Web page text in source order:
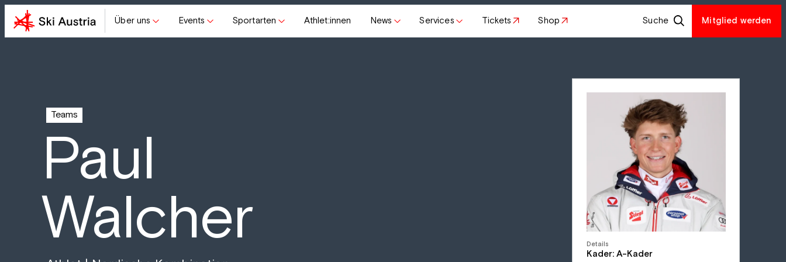
Über uns Events Sportarten Athlet:innen News Services Tickets Shop Suche Mitglied werden
Teams
Paul
Walcher Details
Kader: A-Kader